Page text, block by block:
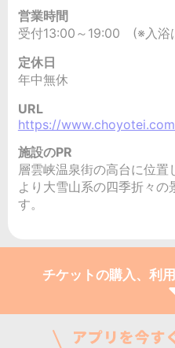
営業時間
受付13:00～19:00 (※入浴
定休日
年中無休
URL
https://
施設のPR
層雲峡温泉街の高台に位
より大雪山系の四季折々の
す。
チケットの購入、利